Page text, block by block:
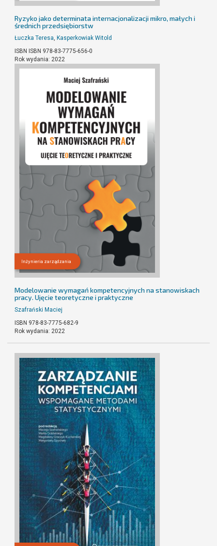
Ryzyko jako determinata internacjonalizacji mikro, małych i
średnich przedsiębiorstw
Łuczka Teresa, Kasperkowiak Witold
ISBN ISBN 978-83-7775-656-0
Rok wydania: 2022
Inżynieria zarządzania
Modelowanie wymagań kompetencyjnych na stanowiskach
pracy. Ujęcie teoretyczne i praktyczne
Szafrański Maciej
ISBN 978-83-7775-682-9
Rok wydania: 2022